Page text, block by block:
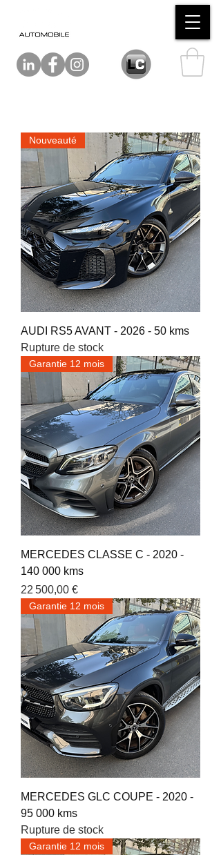
Nouveauté
AUDI RS5 AVANT - 2026 - 50 kms
Rupture de stock
Garantie 12 mois
MERCEDES CLASSE C - 2020 -
140 000 kms
Prix
22 500,00 €
Garantie 12 mois
MERCEDES GLC COUPE - 2020 -
95 000 kms
Rupture de stock
Garantie 12 mois